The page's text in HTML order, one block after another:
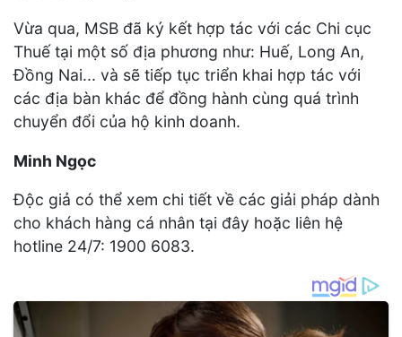
Vừa qua, MSB đã ký kết hợp tác với các Chi cục
Thuế tại một số địa phương như: Huế, Long An,
Đồng Nai... và sẽ tiếp tục triển khai hợp tác với
các địa bàn khác để đồng hành cùng quá trình
chuyển đổi của hộ kinh doanh.
Minh Ngọc
Độc giả có thể xem chi tiết về các giải pháp dành
cho khách hàng cá nhân tại đây hoặc liên hệ
hotline 24/7: 1900 6083.